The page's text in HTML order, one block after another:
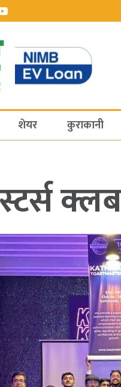
शेयर कुराकानी